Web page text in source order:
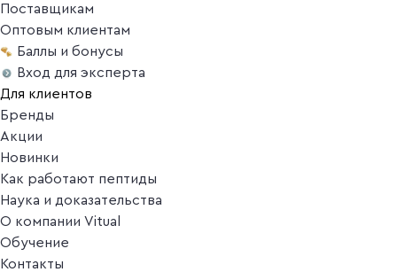
Поставщикам
Оптовым клиентам
Баллы и бонусы
Вход для эксперта
Для клиентов
Бренды
Акции
Новинки
Как работают пептиды
Наука и доказательства
О компании Vitual
Обучение
Контакты